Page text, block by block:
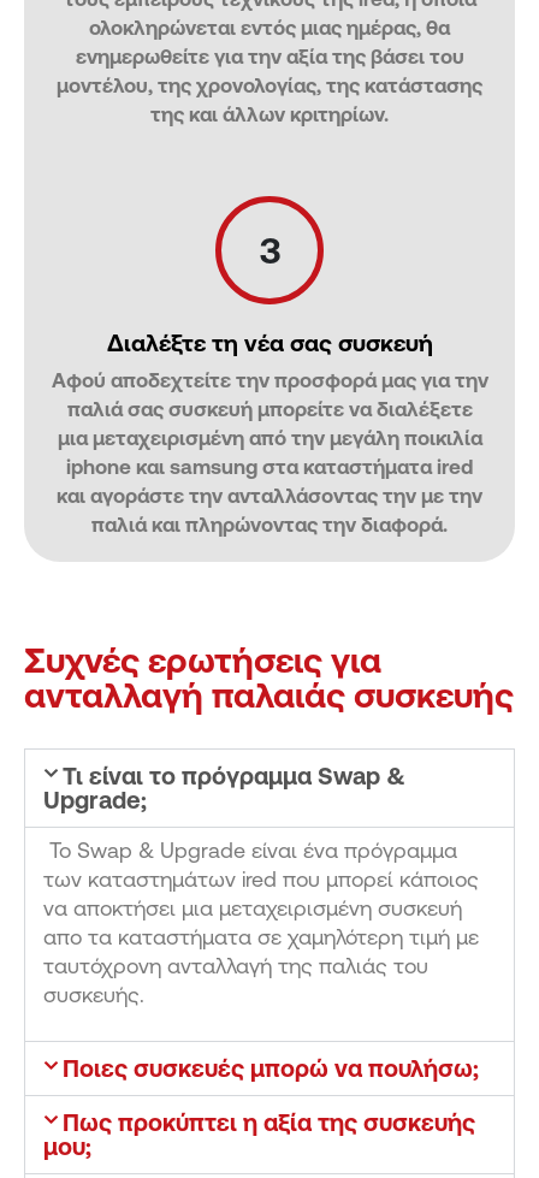
ολοκληρώνεται εντός μιας ημέρας, θα
ενημερωθείτε για την αξία της βάσει του
μοντέλου, της χρονολογίας, της κατάστασης
της και άλλων κριτηρίων.
3
Διαλέξτε τη νέα σας συσκευή
Αφού αποδεχτείτε την προσφορά μας για την
παλιά σας συσκευή μπορείτε να διαλέξετε
μια μεταχειρισμένη από την μεγάλη ποικιλία
iphone και samsung στα καταστήματα ired
και αγοράστε την ανταλλάσοντας την με την
παλιά και πληρώνοντας την διαφορά.
Συχνές ερωτήσεις για
ανταλλαγή παλαιάς συσκευής
Τι είναι το πρόγραμμα Swap &
Upgrade;
Το Swap & Upgrade είναι ένα πρόγραμμα
των καταστημάτων ired που μπορεί κάποιος
να αποκτήσει μια μεταχειρισμένη συσκευή
απο τα καταστήματα σε χαμηλότερη τιμή με
ταυτόχρονη ανταλλαγή της παλιάς του
συσκευής.
Ποιες συσκευές μπορώ να πουλήσω;
Πως προκύπτει η αξία της συσκευής
μου;